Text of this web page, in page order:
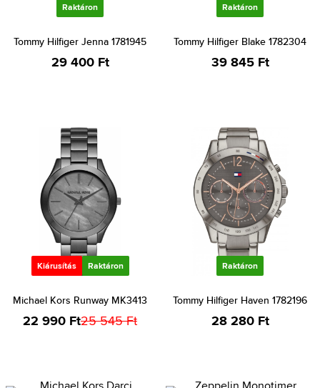
Raktáron
Tommy Hilfiger Jenna 1781945
29 400 Ft
Raktáron
Tommy Hilfiger Blake 1782304
39 845 Ft
Kiárusítás Raktáron
Michael Kors Runway MK3413
22 990 Ft25 545 Ft
Raktáron
Tommy Hilfiger Haven 1782196
28 280 Ft